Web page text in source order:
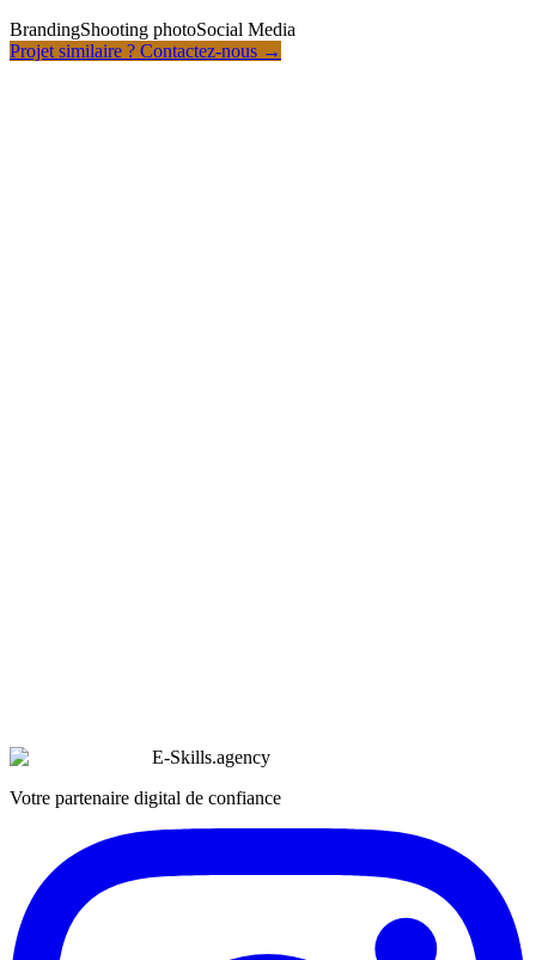
BrandingShooting photoSocial Media
Projet similaire ? Contactez-nous →
E-Skills.agency
Votre partenaire digital de confiance